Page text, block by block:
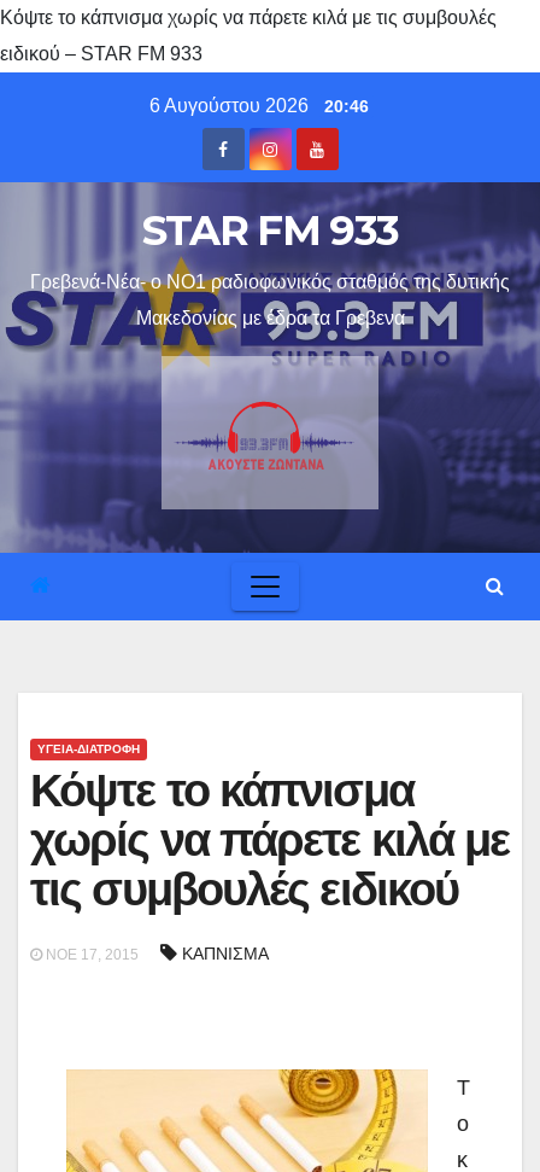
Κόψτε το κάπνισμα χωρίς να πάρετε κιλά με τις συμβουλές
ειδικού – STAR FM 933
6 Αυγούστου 2026 20:46
STAR FM 933
Γρεβενά-Νέα- ο ΝΟ1 ραδιοφωνικός σταθμός της δυτικής
Μακεδονίας με έδρα τα Γρεβενα
ΥΓΕΙΑ-ΔΙΑΤΡΟΦΗ
Κόψτε το κάπνισμα
χωρίς να πάρετε κιλά με
τις συμβουλές ειδικού
ΝΟΈ 17, 2015 ΚΑΠΝΙΣΜΑ
Τ
ο
κ